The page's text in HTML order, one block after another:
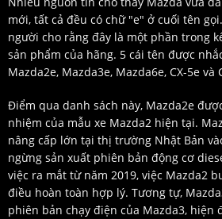
mới, tất cả đều có chữ "e" ở cuối tên
người cho rằng đây là một phần trong
sản phẩm của hãng. 5 cái tên được
Mazda2e, Mazda3e, Mazda6e, CX-5e và
Điểm qua danh sách này, Mazda2e
nhiệm của mẫu xe Mazda2 hiện tại.
nâng cấp lớn tại thị trường Nhật Bản
ngừng sản xuất phiên bản động cơ
việc ra mắt từ năm 2019, việc Mazda2
điều hoàn toàn hợp lý. Tương tự,
phiên bản chạy điện của Mazda3, hiện